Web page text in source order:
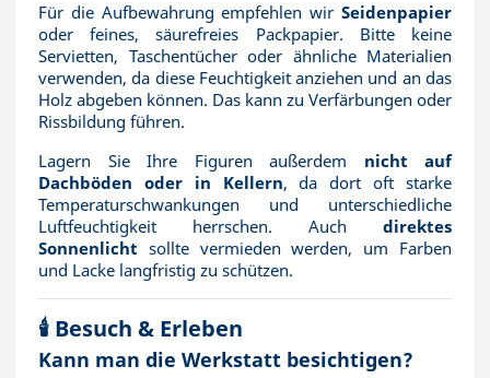
Für die Aufbewahrung empfehlen wir Seidenpapier
oder feines, säurefreies Packpapier. Bitte keine
Servietten, Taschentücher oder ähnliche Materialien
verwenden, da diese Feuchtigkeit anziehen und an das
Holz abgeben können. Das kann zu Verfärbungen oder
Rissbildung führen.
Lagern Sie Ihre Figuren außerdem nicht auf
Dachböden oder in Kellern, da dort oft starke
Temperaturschwankungen und unterschiedliche
Luftfeuchtigkeit herrschen. Auch direktes
Sonnenlicht sollte vermieden werden, um Farben
und Lacke langfristig zu schützen.
🕯️ Besuch & Erleben
Kann man die Werkstatt besichtigen?